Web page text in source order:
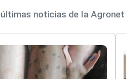
noticias de la Agronet